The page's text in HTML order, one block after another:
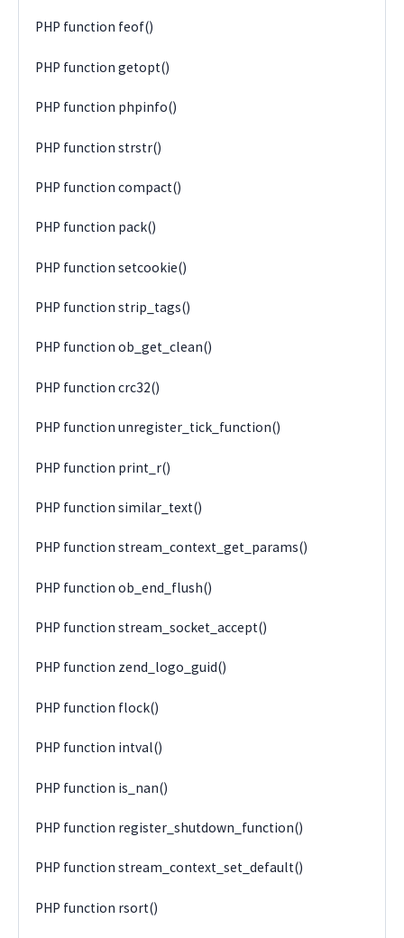
PHP function feof()
PHP function getopt()
PHP function phpinfo()
PHP function strstr()
PHP function compact()
PHP function pack()
PHP function setcookie()
PHP function strip_tags()
PHP function ob_get_clean()
PHP function crc32()
PHP function unregister_tick_function()
PHP function print_r()
PHP function similar_text()
PHP function stream_context_get_params()
PHP function ob_end_flush()
PHP function stream_socket_accept()
PHP function zend_logo_guid()
PHP function flock()
PHP function intval()
PHP function is_nan()
PHP function register_shutdown_function()
PHP function stream_context_set_default()
PHP function rsort()